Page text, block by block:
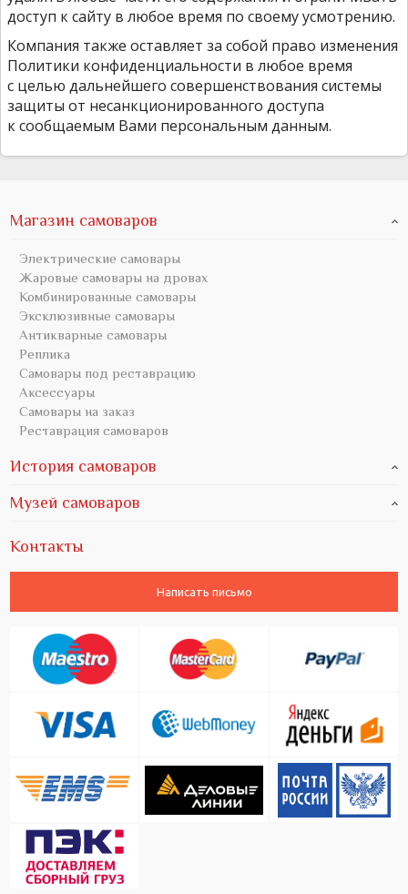
доступ к сайту в любое время по своему усмотрению.
Компания также оставляет за собой право изменения
Политики конфиденциальности в любое время
с целью дальнейшего совершенствования системы
защиты от несанкционированного доступа
к сообщаемым Вами персональным данным.
Магазин самоваров
Электрические самовары
Жаровые самовары на дровах
Комбинированные самовары
Эксклюзивные самовары
Антикварные самовары
Реплика
Самовары под реставрацию
Аксессуары
Самовары на заказ
Реставрация самоваров
История самоваров
Музей самоваров
Контакты
Написать письмо